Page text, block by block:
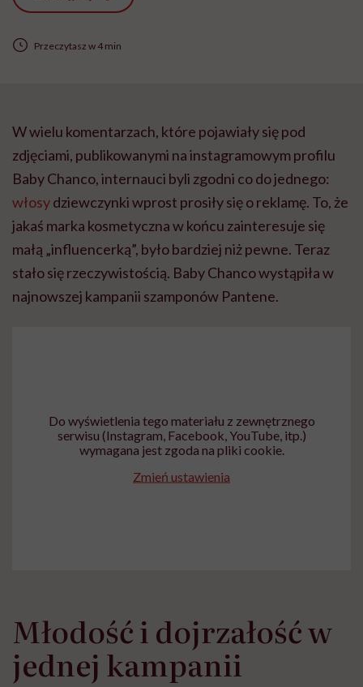
Przeczytasz w 4 min
W wielu komentarzach, które pojawiały się pod
zdjęciami, publikowanymi na instagramowym profilu
Baby Chanco, internauci byli zgodni co do jednego:
włosydziewczynki wprost prosiły się o reklamę. To, że
jakaś marka kosmetyczna w końcu zainteresuje się
małą „influencerką”, było bardziej niż pewne. Teraz
stało się rzeczywistością. Baby Chanco wystąpiła w
najnowszej kampanii szamponów Pantene.
Do wyświetlenia tego materiału z zewnętrznego
serwisu (Instagram, Facebook, YouTube, itp.)
wymagana jest zgoda na pliki cookie.
Zmień ustawienia
Młodość i dojrzałość w
jednej kampanii